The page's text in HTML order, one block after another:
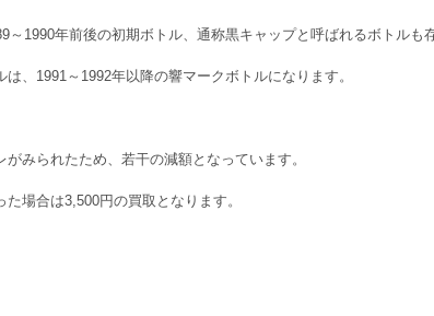
～1990年前後の初期ボトル、通称黒キャップと呼ばれるボトルも
は、1991～1992年以降の響マークボトルになります。
がみられたため、若干の減額となっています。
た場合は3,500円の買取となります。